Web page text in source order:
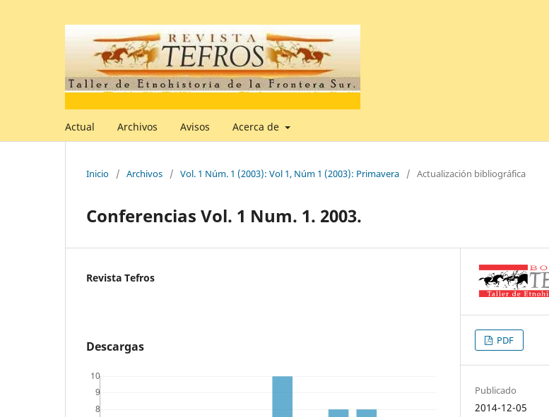
Actual Archivos Avisos Acerca de
Inicio / Archivos / Vol. 1 Núm. 1 (2003): Vol 1, Núm 1 (2003): Primavera / Actualización bibliográfica
Conferencias Vol. 1 Num. 1. 2003.
Revista Tefros
Descargas PDF
Publicado
2014-12-05